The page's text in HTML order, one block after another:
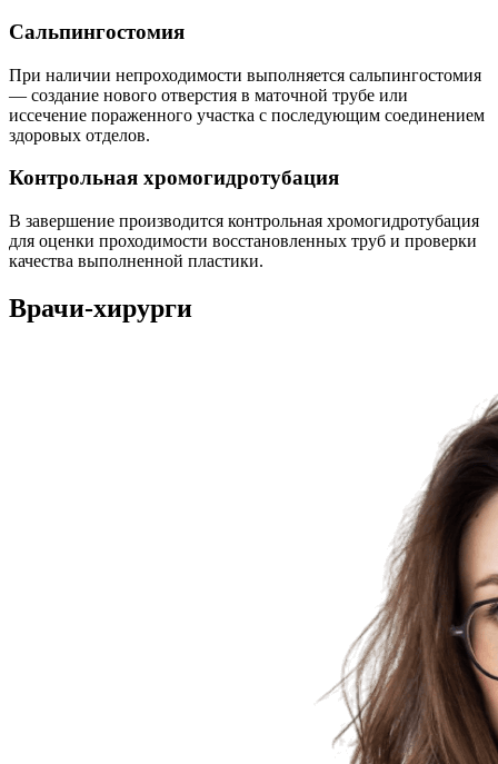
Сальпингостомия
При наличии непроходимости выполняется сальпингостомия
— создание нового отверстия в маточной трубе или
иссечение пораженного участка с последующим соединением
здоровых отделов.
Контрольная хромогидротубация
В завершение производится контрольная хромогидротубация
для оценки проходимости восстановленных труб и проверки
качества выполненной пластики.
Врачи-хирурги